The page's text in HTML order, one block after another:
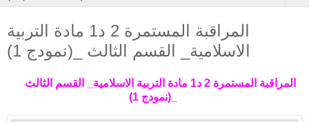
المراقبة المستمرة 2 د1 مادة التربية
الاسلامية_ القسم الثالث _(نمودج 1)